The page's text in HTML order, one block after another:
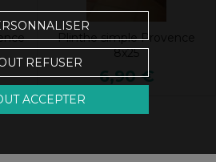
Plinthe simple Provence
8x25
6,90 €
REFUSER
ACCEPTER